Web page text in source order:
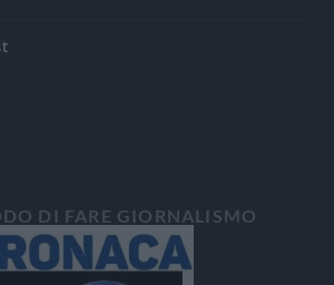
DI FARE GIORNALISMO